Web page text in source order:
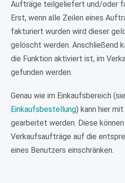
Aufträge teilgeliefert und/oder
Erst, wenn alle Zeilen eines
fakturiert wurden wird dieser
gelöscht werden. Anschließend
die Funktion aktiviert ist, im
gefunden werden.
Genau wie im Einkaufsbereich
Einkaufsbestellung) kann hier
gearbeitet werden. Diese
Verkaufsaufträge auf die
eines Benutzers einschränken.